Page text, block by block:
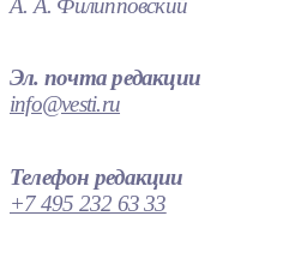
А. А. Филипповский
Эл. почта редакции
info@vesti.ru
Телефон редакции
+7 495 232 63 33